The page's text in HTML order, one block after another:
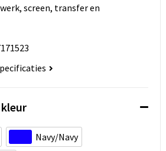
screen, transfer en
Navy/Navy